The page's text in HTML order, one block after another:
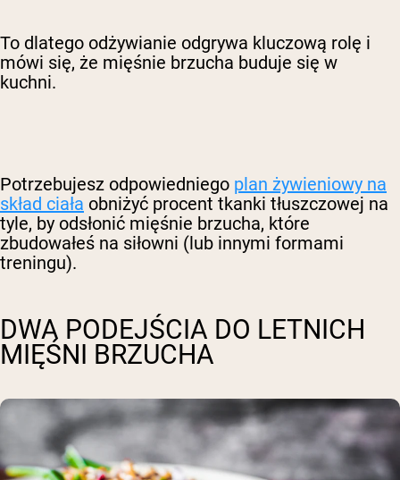
To dlatego odżywianie odgrywa kluczową rolę i
mówi się, że mięśnie brzucha buduje się w
kuchni.
Potrzebujesz odpowiedniego plan żywieniowy na
skład ciała obniżyć procent tkanki tłuszczowej na
tyle, by odsłonić mięśnie brzucha, które
zbudowałeś na siłowni (lub innymi formami
treningu).
DWA PODEJŚCIA DO LETNICH
MIĘŚNI BRZUCHA